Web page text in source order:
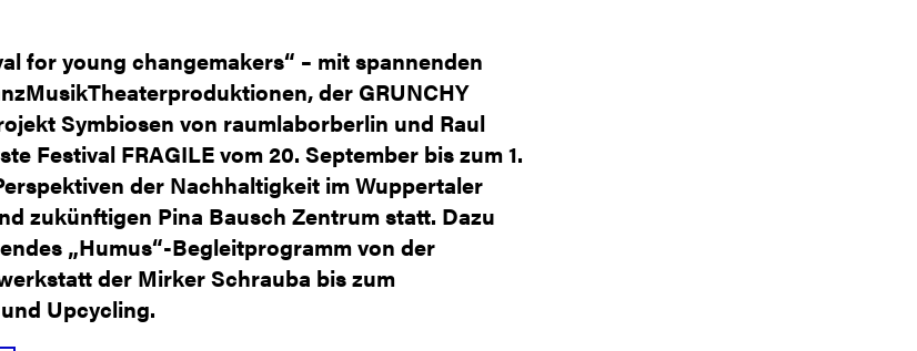
for young changemakers“ – mit spannenden
der GRUNCHY
Symbiosen von raumlaborberlin und Raul
Festival FRAGILE vom 20. September bis zum 1.
der Nachhaltigkeit im Wuppertaler
zukünftigen Pina Bausch Zentrum statt. Dazu
„Humus“-Begleitprogramm von der
der Mirker Schrauba bis zum
Upcycling.